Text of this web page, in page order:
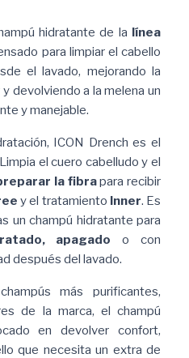
hidratante de la línea
para limpiar el cabello
el lavado, mejorando la
devolviendo a la melena un
y manejable.
ICON Drench es el
el cuero cabelludo y el
la fibrapara recibir
y el tratamiento Inner. Es
un champú hidratante para
apagado o con
después del lavado.
más purificantes,
de la marca, el champú
en devolver confort,
que necesita un extra de